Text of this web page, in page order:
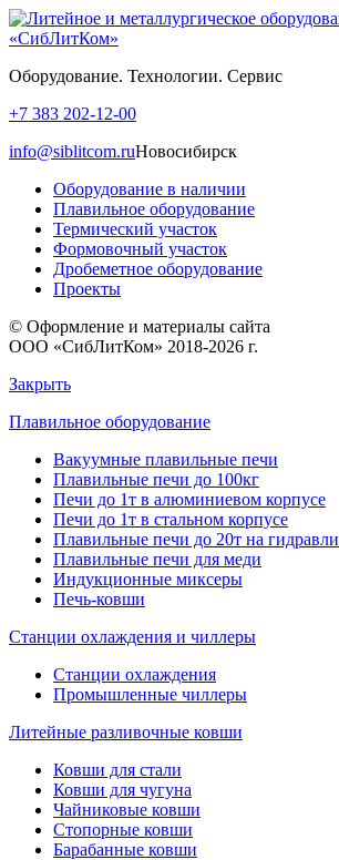
Оборудование. Технологии. Сервис
+7 383 202-12-00
info@siblitcom.ruНовосибирск
Оборудование в наличии
Плавильное оборудование
Термический участок
Формовочный участок
Дробеметное оборудование
Проекты
© Оформление и материалы сайта
ООО «СибЛитКом» 2018-2026 г.
Закрыть
Плавильное оборудование
Вакуумные плавильные печи
Плавильные печи до 100кг
Печи до 1т в алюминиевом корпусе
Печи до 1т в стальном корпусе
Плавильные печи до 20т на
Плавильные печи для меди
Индукционные миксеры
Печь-ковши
Станции охлаждения и чиллеры
Станции охлаждения
Промышленные чиллеры
Литейные разливочные ковши
Ковши для стали
Ковши для чугуна
Чайниковые ковши
Стопорные ковши
Барабанные ковши